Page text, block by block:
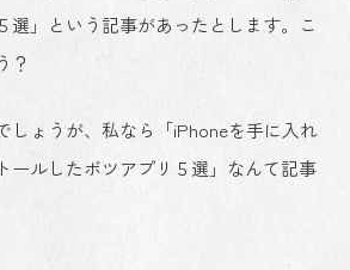
選」という記事があったとします。こ
？
しょうが、私なら「iPhoneを手に入れ
ールしたボツアプリ５選」なんて記事